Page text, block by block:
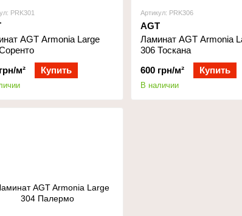
PRK301
AGT Armonia Large
м²
Купить
Артикул: PRK306
AGT
Ламинат AGT Armonia
306 Тоскана
600 грн/м²
Купить
В наличии